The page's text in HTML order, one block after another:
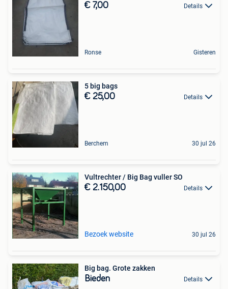
€ 7,00 Details
Ronse Gisteren
5 big bags
€ 25,00 Details
Berchem 30 jul 26
Vultrechter / Big Bag vuller SO
€ 2.150,00 Details
Bezoek website 30 jul 26
Big bag. Grote zakken
Bieden Details